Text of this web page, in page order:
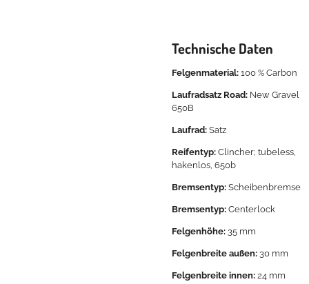
Technische Daten
Felgenmaterial: 100 % Carbon
Laufradsatz Road: New Gravel
650B
Laufrad: Satz
Reifentyp: Clincher; tubeless,
hakenlos, 650b
Bremsentyp: Scheibenbremse
Bremsentyp: Centerlock
Felgenhöhe: 35 mm
Felgenbreite außen: 30 mm
Felgenbreite innen: 24 mm